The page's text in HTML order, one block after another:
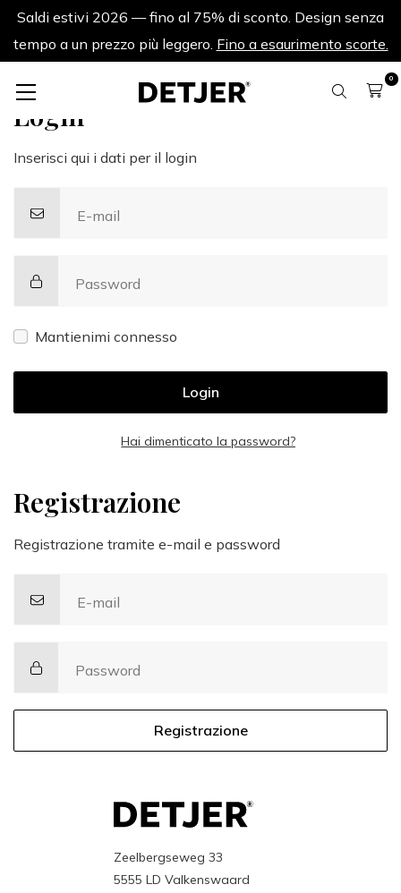
Saldi estivi 2026 — fino al 75% di sconto. Design senza
tempo a un prezzo più leggero. Fino a esaurimento scorte.
0
Login
Inserisci qui i dati per il login
E-mail
Password
Mantienimi connesso
Login
Hai dimenticato la password?
Registrazione
Registrazione tramite e-mail e password
E-mail
Password
Registrazione
Zeelbergseweg 33
5555 LD Valkenswaard